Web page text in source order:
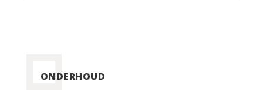
ONDERHOUD